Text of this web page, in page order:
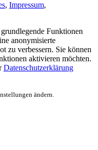
, Impressum,
Funktionen
anonymisierte
zu verbessern. Sie können
aktivieren möchten.
Datenschutzerklärung
ändern.